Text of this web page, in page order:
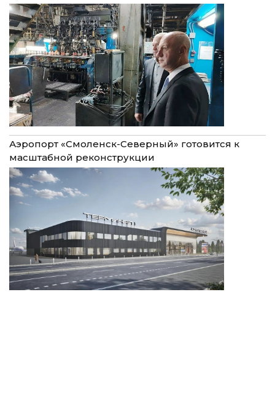
Аэропорт «Смоленск-Северный» готовится к
масштабной реконструкции